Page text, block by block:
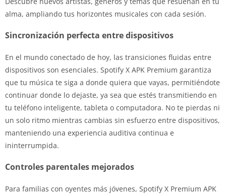
alma, ampliando tus horizontes musicales con cada sesión.
Sincronización perfecta entre dispositivos
En el mundo conectado de hoy, las transiciones fluidas entre
dispositivos son esenciales. Spotify X APK Premium garantiza
que tu música te siga a donde quiera que vayas, permitiéndote
continuar donde lo dejaste, ya sea que estés transmitiendo en
tu teléfono inteligente, tableta o computadora. No te pierdas ni
un solo ritmo mientras cambias sin esfuerzo entre dispositivos,
manteniendo una experiencia auditiva continua e
ininterrumpida.
Controles parentales mejorados
Para familias con oyentes más jóvenes, Spotify X Premium APK